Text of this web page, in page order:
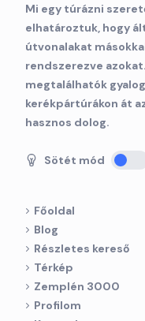
Mi egy túrázni
elhatároztuk, hogy
útvonalakat
rendszerezve
megtalálhatók
kerékpártúrákon át
hasznos dolog.
Sötét mód
Főoldal
Blog
Részletes kereső
Térkép
Zemplén 3000
Profilom